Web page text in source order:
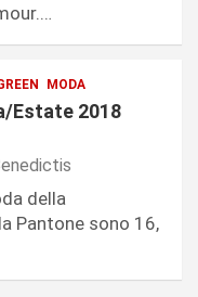
MODA
Estate 2018
della
Pantone sono 16,